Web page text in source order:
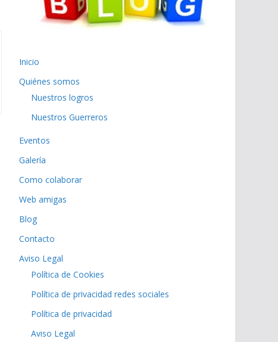
Inicio
Quiénes somos
Nuestros logros
Nuestros Guerreros
Eventos
Galería
Como colaborar
Web amigas
Blog
Contacto
Aviso Legal
Política de Cookies
Política de privacidad redes sociales
Política de privacidad
Aviso Legal